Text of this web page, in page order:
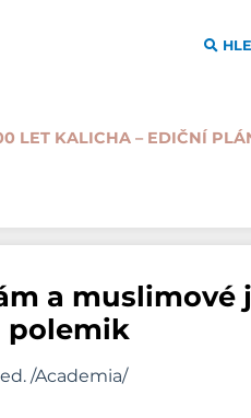
LET KALICHA – EDIČNÍ
a muslimové
polemik
/Academia/